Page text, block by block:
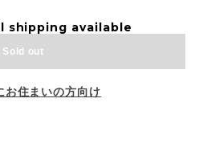
shipping available
Sold out
お住まいの方向け